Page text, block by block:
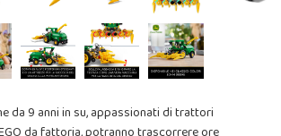
da 9 anni in su, appassionati di trattori